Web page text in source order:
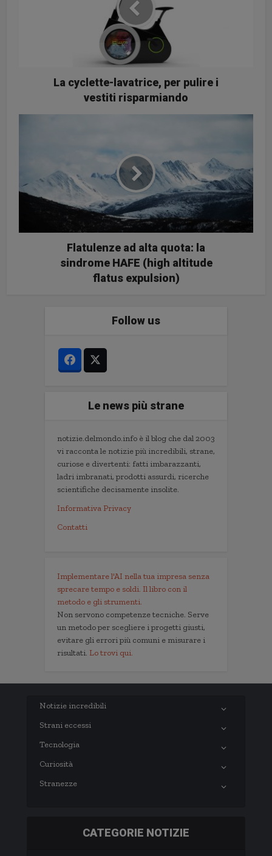
La cyclette-lavatrice, per pulire i
vestiti risparmiando
Flatulenze ad alta quota: la
sindrome HAFE (high altitude
flatus expulsion)
Follow us
Le news più strane
notizie.delmondo.info è il blog che dal 2003
vi racconta le notizie più incredibili, strane,
curiose e divertenti: fatti imbarazzanti,
ladri imbranati, prodotti assurdi, ricerche
scientifiche decisamente insolite.
Informativa Privacy
Contatti
Implementare l'AI nella tua impresa senza
sprecare tempo e soldi. Il libro con il
metodo e gli strumenti.
Non servono competenze tecniche. Serve
un metodo per scegliere i progetti giusti,
evitare gli errori più comuni e misurare i
risultati. Lo trovi qui.
Notizie incredibili
Strani eccessi
Tecnologia
Curiosità
Stranezze
CATEGORIE NOTIZIE